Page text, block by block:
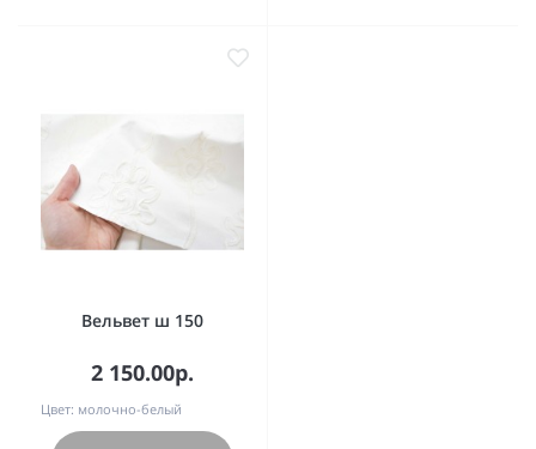
Вельвет ш 150
2 150.00р.
Цвет: молочно-белый